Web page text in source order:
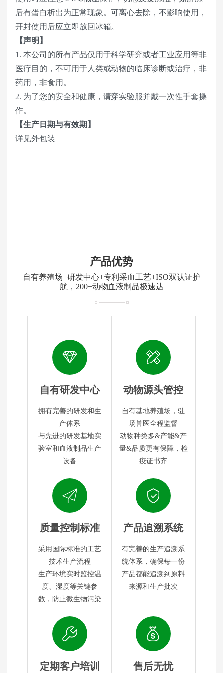
后有蛋白析出为正常现象。可离心去除，不影响使用，
开封使用后应立即放回冰箱。
【声明】
1. 本公司的所有产品仅用于科学研究或者工业应用等非
医疗目的，不可用于人类或动物的临床诊断或治疗，非
药用，非食用。
2. 为了您的安全和健康，请穿实验服并戴一次性手套操
作。
【生产日期与有效期】
详见外包装
产品优势
自有养殖场+研发中心+专利采血工艺+ISO双认证护
航，200+动物血液制品极速达
自有研发中心
拥有完善的研发和生
产体系
与先进的研发基地实
验室和血液制品生产
设备
动物源头管控
自有基地养殖场，驻
场兽医全程监督
动物种类多&产能&产
量&品质更有保障，检
疫证书齐
质量控制标准
采用国际标准的工艺
技术生产流程
生产环境实时监控温
度、湿度等关键参
数，防止微生物污染
产品追溯系统
有完善的生产追溯系
统体系，确保每一份
产品都能追溯到原料
来源和生产批次
定期客户培训 售后无忧